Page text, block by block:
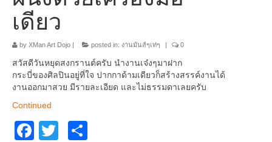
อื่นๆ
เดียว
by XMan Art Dojo | posted in: งานมันส์ๆเท่ๆ | 0
สวัสดีวันหยุดสงกรานต์ครับ นำงานเจ๋งๆมาฝาก
กระบี่ของศิลปินอยู่ที่ใจ ปากกาด้ามเดียวก็สร้างสรรค์งานได้
งานออกมาสวย มีรายละเอียด และไม่ธรรมดาเลยครับ
Continued
Facebook
Twitter